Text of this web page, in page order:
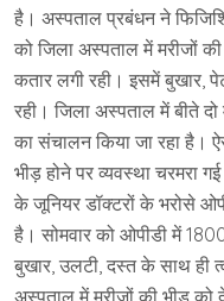
है। अस्पताल प्रबंधन ने
को जिला अस्पताल में मरीजों
कतार लगी रही। इसमें बुखार,
रही। जिला अस्पताल में बीते
का संचालन किया जा रहा है।
भीड़ होने पर व्यवस्था चरमरा
के जूनियर डॉक्टरों के भरोसे
है। सोमवार को ओपीडी में
बुखार, उलटी, दस्त के साथ ही
अस्पताल में मरीजों की भीड़